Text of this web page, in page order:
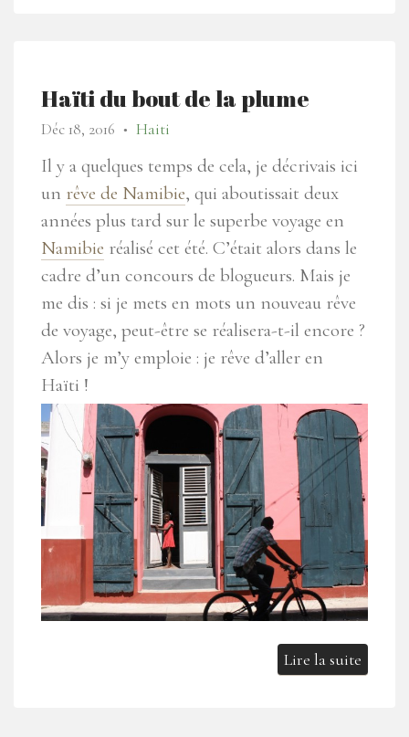
Haïti du bout de la plume
Déc 18, 2016 ● Haiti
Il y a quelques temps de cela, je décrivais ici
un rêve de Namibie, qui aboutissait deux
années plus tard sur le superbe voyage en
Namibie réalisé cet été. C’était alors dans le
cadre d’un concours de blogueurs. Mais je
me dis : si je mets en mots un nouveau rêve
de voyage, peut-être se réalisera-t-il encore ?
Alors je m’y emploie : je rêve d’aller en
Haïti !
Lire la suite